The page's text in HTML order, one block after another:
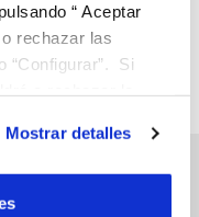
“ Aceptar
rechazar las
“Configurar”. Si
web funcione y que
consultar
de Cookies
Mostrar detalles
59 de 112